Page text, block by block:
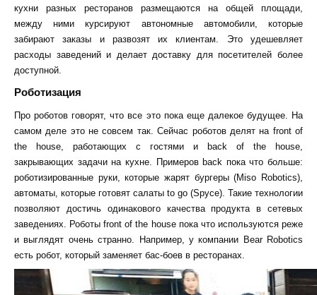
кухни разных ресторанов размещаются на общей площади,
между ними курсируют автономные автомобили, которые
забирают заказы и развозят их клиентам. Это удешевляет
расходы заведений и делает доставку для посетителей более
доступной.
Роботизация
Про роботов говорят, что все это пока еще далекое будущее. На
самом деле это не совсем так. Сейчас роботов делят на front of
the house, работающих с гостями и back of the house,
закрывающих задачи на кухне. Примеров back пока что больше:
роботизированные руки, которые жарят бургеры (Miso Robotics),
автоматы, которые готовят салаты to go (Spyce). Такие технологии
позволяют достичь одинакового качества продукта в сетевых
заведениях. Роботы front of the house пока что используются реже
и выглядят очень странно. Например, у компании Bear Robotics
есть робот, который заменяет бас-боев в ресторанах.